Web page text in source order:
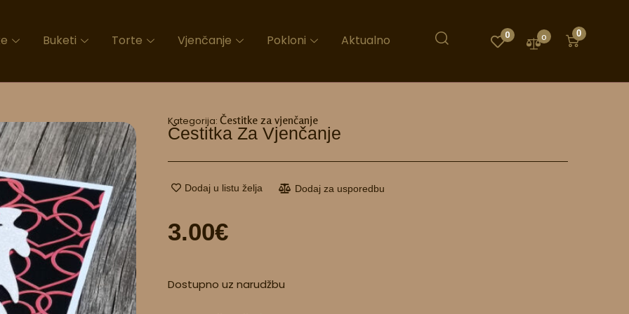
Buketi Torte Vjenčanje Pokloni Aktualno 0 0 0
Kategorija: Čestitke za vjenčanje
Čestitka Za Vjenčanje
Dodaj u listu želja Dodaj za usporedbu
3.00€
Dostupno uz narudžbu
za